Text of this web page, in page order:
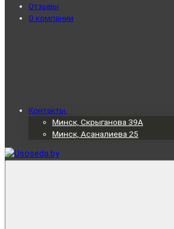
Отзывы
О компании
Контакты
Минск, Скрыганова 39А
Минск, Асаналиева 25